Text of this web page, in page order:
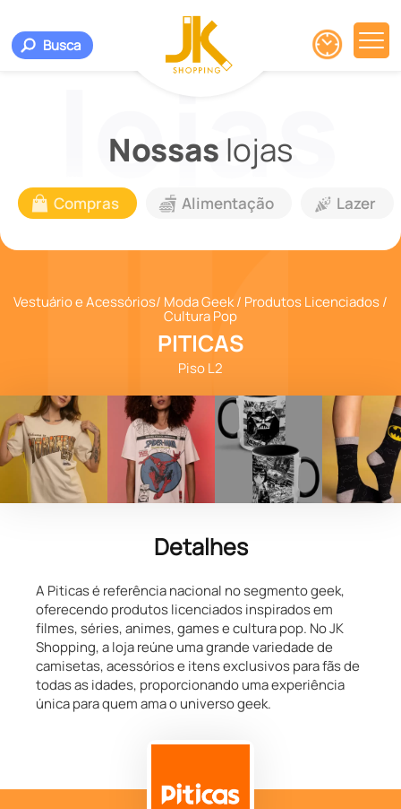
Busca
Nossas lojas
Compras Alimentação Lazer
Vestuário e Acessórios/ Moda Geek / Produtos Licenciados /
Cultura Pop
PITICAS
Piso L2
Detalhes
A Piticas é referência nacional no segmento geek,
oferecendo produtos licenciados inspirados em
filmes, séries, animes, games e cultura pop. No JK
Shopping, a loja reúne uma grande variedade de
camisetas, acessórios e itens exclusivos para fãs de
todas as idades, proporcionando uma experiência
única para quem ama o universo geek.